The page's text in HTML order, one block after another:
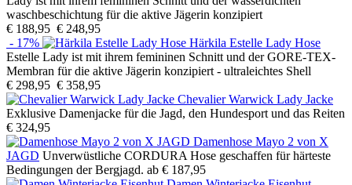
waschbeschichtung für die aktive Jägerin konzipiert
€ 188,95 € 248,95
- 17%
Härkila Estelle Lady Hose
Estelle Lady ist mit ihrem femininen Schnitt und der GORE-TEX-
Membran für die aktive Jägerin konzipiert - ultraleichtes Shell
€ 298,95 € 358,95
Chevalier Warwick Lady Jacke
Exklusive Damenjacke für die Jagd, den Hundesport und das Reiten
€ 324,95
Damenhose Mayo 2 von X
JAGD Unverwüstliche CORDURA Hose geschaffen für härteste
Bedingungen der Bergjagd. ab € 187,95